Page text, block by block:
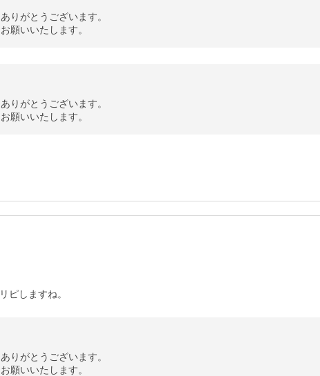
りがとうございます。
願いいたします。
りがとうございます。
願いいたします。
ピしますね。
りがとうございます。
願いいたします。